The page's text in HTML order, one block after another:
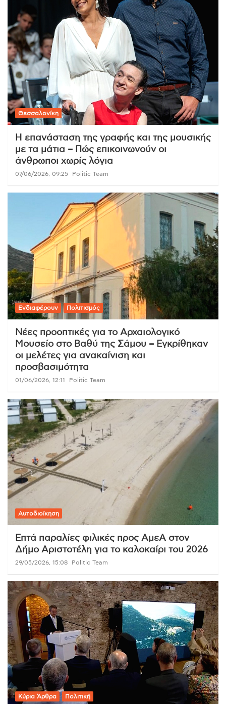
Θεσσαλονίκη
Η επανάσταση της γραφής και της μουσικής
με τα μάτια – Πώς επικοινωνούν οι
άνθρωποι χωρίς λόγια
07/06/2026, 09:25 Politic Team
Ενδιαφέρουν Πολιτισμός
Νέες προοπτικές για το Αρχαιολογικό
Μουσείο στο Βαθύ της Σάμου – Εγκρίθηκαν
οι μελέτες για ανακαίνιση και
προσβασιμότητα
01/06/2026, 12:11 Politic Team
Αυτοδιοίκηση
Επτά παραλίες φιλικές προς ΑμεΑ στον
Δήμο Αριστοτέλη για το καλοκαίρι του 2026
29/05/2026, 15:08 Politic Team
Κύρια Άρθρα Πολιτική